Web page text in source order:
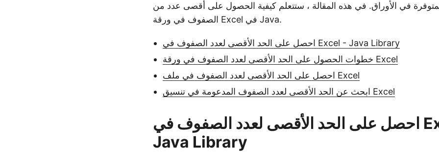
في الأوراق. في هذه المقالة ، ستتعلم كيفية الحصول على أقصى عدد من
الصفوف في ورقة Excel في Java.
احصل على الحد الأقصى لعدد الصفوف في Excel - Java Library
خطوات الحصول على الحد الأقصى لعدد الصفوف في ورقة Excel
احصل على الحد الأقصى لعدد الصفوف في ملف Excel
ابحث عن الحد الأقصى لعدد الصفوف المدعومة في تنسيق Excel
احصل على الحد الأقصى لعدد الصفوف في Excel -
Java Library